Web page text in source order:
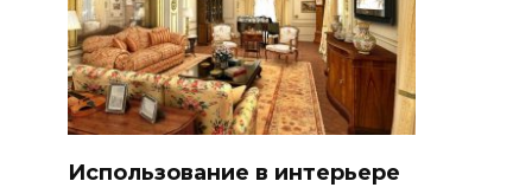
Использование в интерьере